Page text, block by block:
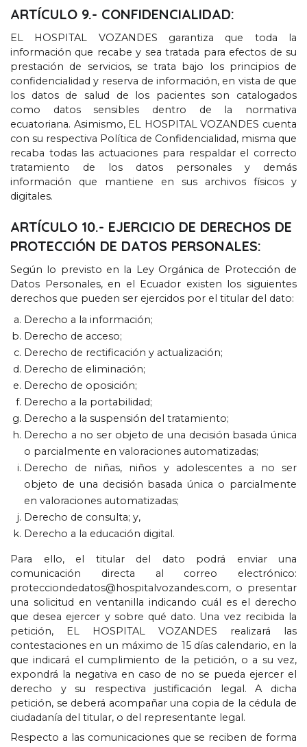
ARTÍCULO 9.- CONFIDENCIALIDAD:
EL HOSPITAL VOZANDES garantiza que toda la
información que recabe y sea tratada para efectos de su
prestación de servicios, se trata bajo los principios de
confidencialidad y reserva de información, en vista de que
los datos de salud de los pacientes son catalogados
como datos sensibles dentro de la normativa
ecuatoriana. Asimismo, EL HOSPITAL VOZANDES cuenta
con su respectiva Política de Confidencialidad, misma que
recaba todas las actuaciones para respaldar el correcto
tratamiento de los datos personales y demás
información que mantiene en sus archivos físicos y
digitales.
ARTÍCULO 10.- EJERCICIO DE DERECHOS DE
PROTECCIÓN DE DATOS PERSONALES:
Según lo previsto en la Ley Orgánica de Protección de
Datos Personales, en el Ecuador existen los siguientes
derechos que pueden ser ejercidos por el titular del dato:
Derecho a la información;
Derecho de acceso;
Derecho de rectificación y actualización;
Derecho de eliminación;
Derecho de oposición;
Derecho a la portabilidad;
Derecho a la suspensión del tratamiento;
Derecho a no ser objeto de una decisión basada única
o parcialmente en valoraciones automatizadas;
Derecho de niñas, niños y adolescentes a no ser
objeto de una decisión basada única o parcialmente
en valoraciones automatizadas;
Derecho de consulta; y,
Derecho a la educación digital.
Para ello, el titular del dato podrá enviar una
comunicación directa al correo electrónico:
protecciondedatos@hospitalvozandes.com, o presentar
una solicitud en ventanilla indicando cuál es el derecho
que desea ejercer y sobre qué dato. Una vez recibida la
petición, EL HOSPITAL VOZANDES realizará las
contestaciones en un máximo de 15 días calendario, en la
que indicará el cumplimiento de la petición, o a su vez,
expondrá la negativa en caso de no se pueda ejercer el
derecho y su respectiva justificación legal.A dicha
petición, se deberá acompañar una copia de la cédula de
ciudadanía del titular, o del representante legal.
Respecto a las comunicaciones que se reciben de forma